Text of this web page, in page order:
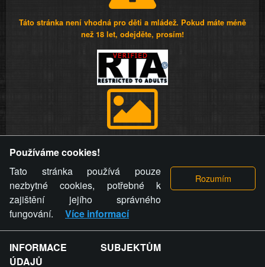
Táto stránka není vhodná pro děti a mládež. Pokud máte méně
než 18 let, odejděte, prosím!
videa a komentáře. Osoba, které se toto opatření provozovatele
stránky týče, ani osoba, která umístila fotografii nebo video na
stránku, nemůže z důvodu odstranění fotografie, videa nebo
komentáře pro výše uvedenou okolnost uplatnit vůči
provozovateli stránky žádný nárok na náhradu škody nebo
nemajetkové újmy.
ZVRÁCENÝ.CZ - Svět není zvrácenej. To jen
Používáme cookies!
Tato stránka používá pouze
nezbytné cookies, potřebné k
zajištění jejího správného
fungování.
Více informací
INFORMACE SUBJEKTŮM
ÚDAJŮ